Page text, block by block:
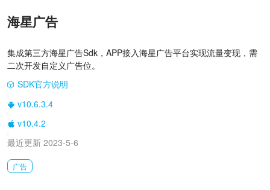
海星广告
集成第三方海星广告Sdk，APP接入海星广告平台实现流量变现，需
二次开发自定义广告位。
SDK官方说明
v10.6.3.4
v10.4.2
最近更新 2023-5-6
广告